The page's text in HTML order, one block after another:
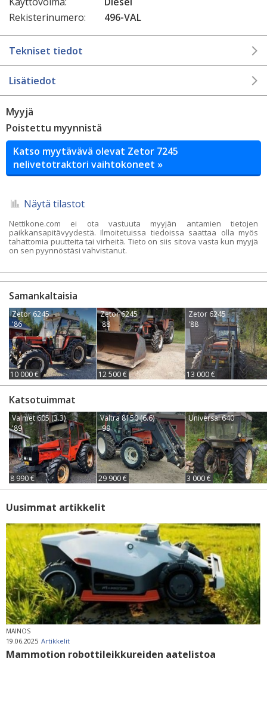
Rekisterinumero:
496-VAL
Tekniset tiedot
Lisätiedot
Myyjä
Poistettu myynnistä
Katso myytävävä olevat Zetor 7245
nelivetotraktori vaihtokoneet »
Näytä tilastot
Nettikone.com ei ota vastuuta myyjän antamien tietojen
paikkansapitävyydestä. Ilmoitetuissa tiedoissa saattaa olla myös
tahattomia puutteita tai virheitä. Tieto on siis sitova vasta kun myyjä
on sen pyynnöstäsi vahvistanut.
Samankaltaisia
Zetor 6245
'86
10 000 €
Zetor 6245
'88
12 500 €
Zetor 6245
'88
13 000 €
Katsotuimmat
Valmet 605 (3.3)
'89
8 990 €
Valtra 8150 (6.6)
'99
29 900 €
Universal 640
3 000 €
Uusimmat artikkelit
MAINOS
19.06.2025 Artikkelit
Mammotion robottileikkureiden aatelistoa